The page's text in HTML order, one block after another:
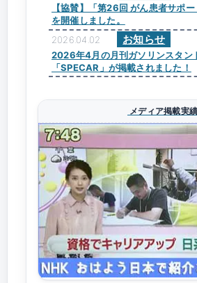
【協賛】「第26回 がん患者サポー
を開催しました。
2026.04.02
お知らせ
2026年4月の月刊ガソリンスタン
「SPECAR」が掲載されました！
メディア掲載実績